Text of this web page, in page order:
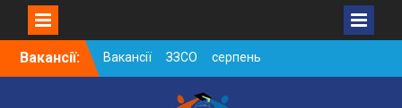
SkipВакансії:
Вакансії ЗЗСО серпень
2026
Вакансії ЗЗСО червень